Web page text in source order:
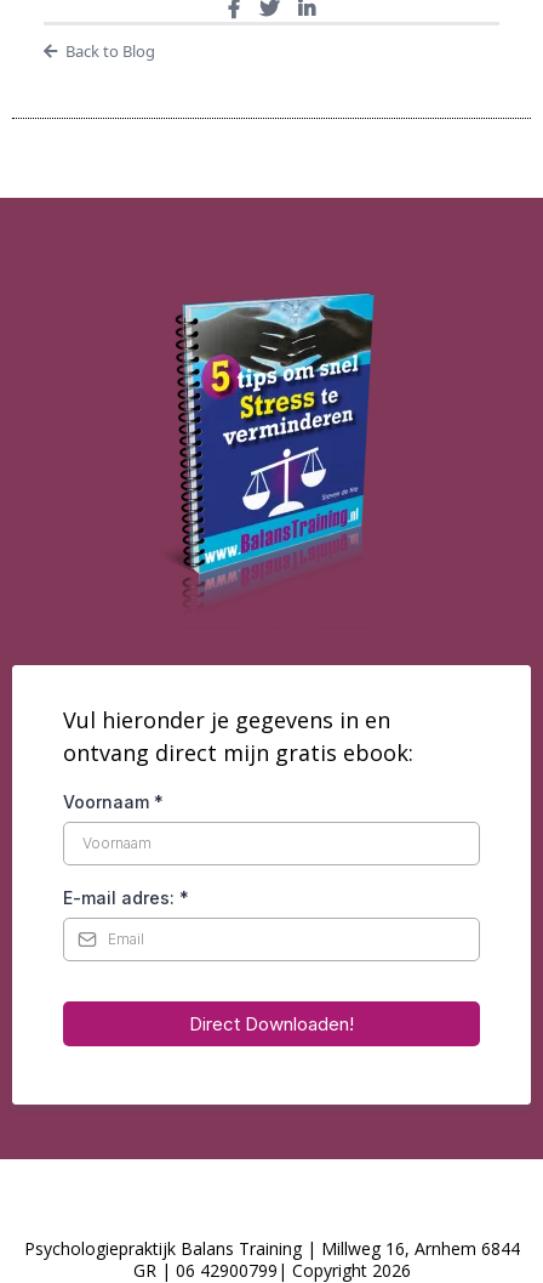
Back to Blog
Vul hieronder je gegevens in en
ontvang direct mijn gratis ebook:
Voornaam *
E-mail adres: *
Direct Downloaden!
Psychologiepraktijk Balans Training | Millweg 16, Arnhem 6844
GR | 06 42900799| Copyright 2026